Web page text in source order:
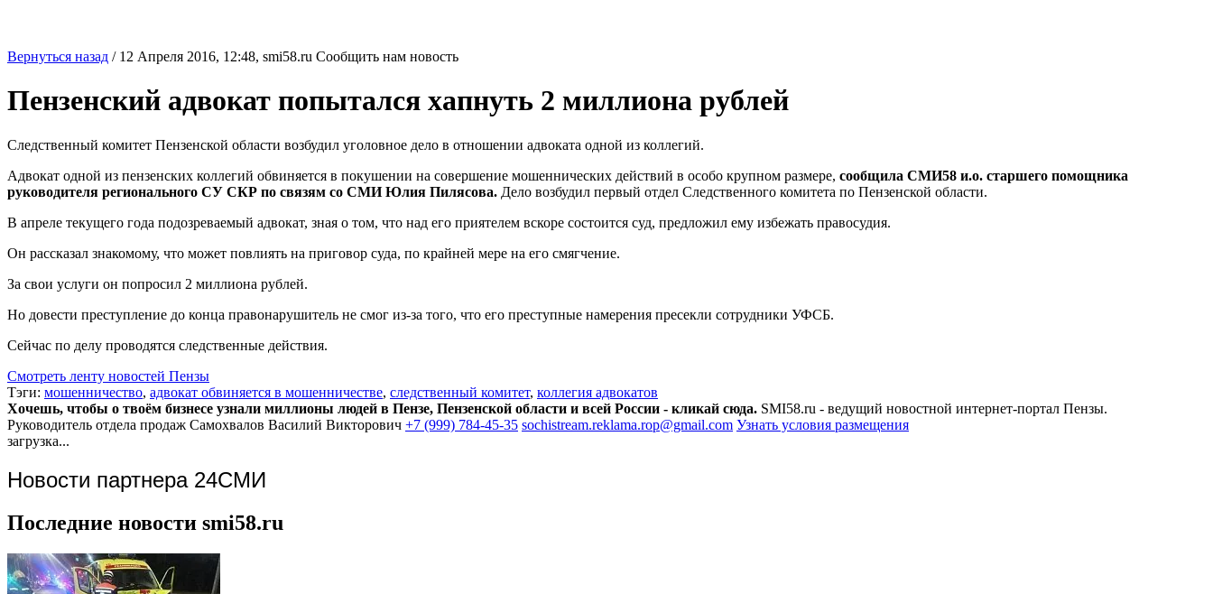
Вернуться назад / 12 Апреля 2016, 12:48, smi58.ru Сообщить нам новость
Пензенский адвокат попытался хапнуть 2 миллиона рублей
Следственный комитет Пензенской области возбудил уголовное дело в отношении адвоката одной из коллегий.
Адвокат одной из пензенских коллегий обвиняется в покушении на совершение мошеннических действий в особо крупном размере, сообщила СМИ58 и.о. старшего помощника
руководителя регионального СУ СКР по связям со СМИ Юлия Пилясова. Дело возбудил первый отдел Следственного комитета по Пензенской области.
В апреле текущего года подозреваемый адвокат, зная о том, что над его приятелем вскоре состоится суд, предложил ему избежать правосудия.
Он рассказал знакомому, что может повлиять на приговор суда, по крайней мере на его смягчение.
За свои услуги он попросил 2 миллиона рублей.
Но довести преступление до конца правонарушитель не смог из-за того, что его преступные намерения пресекли сотрудники УФСБ.
Сейчас по делу проводятся следственные действия.
Смотреть ленту новостей Пензы
Тэги: мошенничество, адвокат обвиняется в мошенничестве, следственный комитет, коллегия адвокатов
Хочешь, чтобы о твоём бизнесе узнали миллионы людей в Пензе, Пензенской области и всей России - кликай сюда. SMI58.ru - ведущий новостной интернет-портал Пензы.
Руководитель отдела продаж Самохвалов Василий Викторович +7 (999) 784-45-35 sochistream.reklama.rop@gmail.com Узнать условия размещения
загрузка...
Новости партнера 24СМИ
Последние новости smi58.ru